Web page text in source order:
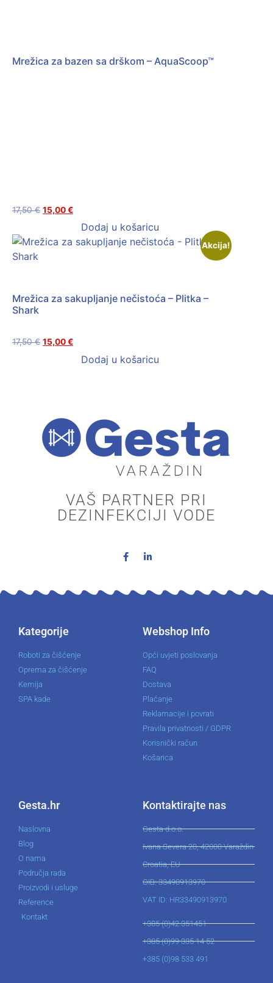
Mrežica za bazen sa drškom – AquaScoop™
17,50€ 15,00€
Dodaj u košaricu
Akcija!
Mrežica za sakupljanje nečistoća – Plitka –
Shark
17,50€ 15,00€
Dodaj u košaricu
VAŠ PARTNER PRI
DEZINFEKCIJI VODE
Kategorije
Roboti za čišćenje
Oprema za čišćenje
Kemija
SPA kade
Webshop Info
Opći uvjeti poslovanja
FAQ
Dostava
Plaćanje
Reklamacije i povrati
Pravila privatnosti / GDPR
Korisnički račun
Košarica
Gesta.hr
Naslovna
Blog
O nama
Područja rada
Proizvodi i usluge
Reference
Kontakt
Kontaktirajte nas
Gesta d.o.o.
Ivana Severa 20, 42000 Varaždin
Croatia, EU
OIB: 33490913970
VAT ID: HR33490913970
+385 (0)42 351451
+385 (0)99 335 14 52
+385 (0)98 533 491